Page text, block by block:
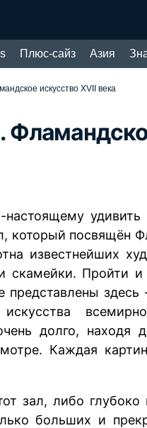
Плюс-сайз Азия
искусство XVII века
настоящему
который посвящён
известнейших
скамейки. Пройти
представлены
долго, находя
Каждая
зал, либо
больших и